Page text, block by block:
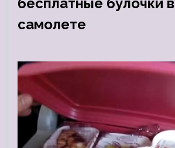
самолете